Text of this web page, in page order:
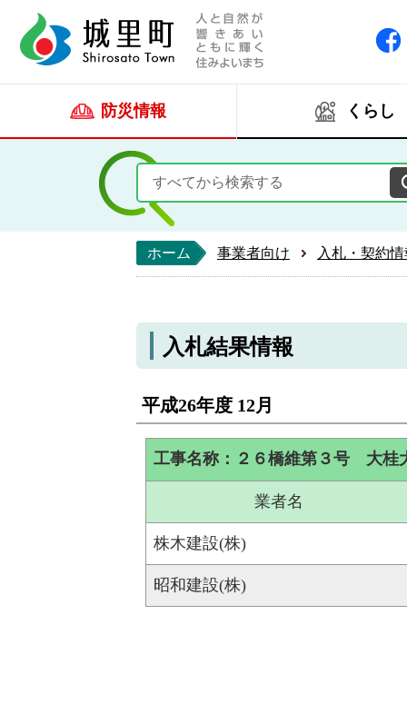
防災情報 くらし
ホーム 事業者向け 入札・契約
入札結果情報
平成26年度 12月
工事名称：２６橋維第３号 大
業者名
株木建設(株)
昭和建設(株)